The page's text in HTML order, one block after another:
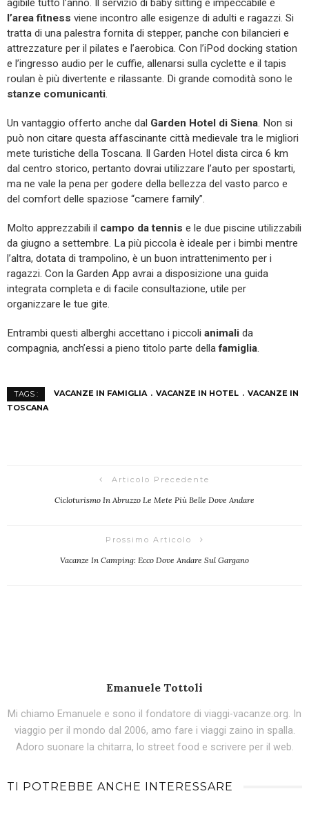
agibile tutto l’anno. Il servizio di baby sitting è impeccabile e
l’area fitness viene incontro alle esigenze di adulti e ragazzi. Si
tratta di una palestra fornita di stepper, panche con bilancieri e
attrezzature per il pilates e l’aerobica. Con l’iPod docking station
e l’ingresso audio per le cuffie, allenarsi sulla cyclette e il tapis
roulan è più divertente e rilassante. Di grande comodità sono le
stanze comunicanti.
Un vantaggio offerto anche dal Garden Hotel di Siena. Non si
può non citare questa affascinante città medievale tra le migliori
mete turistiche della Toscana. Il Garden Hotel dista circa 6 km
dal centro storico, pertanto dovrai utilizzare l’auto per spostarti,
ma ne vale la pena per godere della bellezza del vasto parco e
del comfort delle spaziose “camere family”.
Molto apprezzabili il campo da tennis e le due piscine utilizzabili
da giugno a settembre. La più piccola è ideale per i bimbi mentre
l’altra, dotata di trampolino, è un buon intrattenimento per i
ragazzi. Con la Garden App avrai a disposizione una guida
integrata completa e di facile consultazione, utile per
organizzare le tue gite.
Entrambi questi alberghi accettano i piccoli animali da
compagnia, anch’essi a pieno titolo parte dellafamiglia.
TAGS : VACANZE IN FAMIGLIA VACANZE IN HOTEL
VACANZE IN
TOSCANA
Articolo Precedente
Cicloturismo In Abruzzo Le Mete Più Belle Dove Andare
Prossimo Articolo
Vacanze In Camping: Ecco Dove Andare Sul Gargano
Emanuele Tottoli
Mi chiamo Emanuele e sono il fondatore di viaggi-vacanze.org. In
viaggio per il mondo dal 2006, amo fare i viaggi zaino in spalla.
Adoro suonare la chitarra, lo street food e scrivere per il web.
TI POTREBBE ANCHE INTERESSARE